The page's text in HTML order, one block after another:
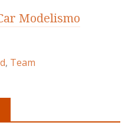
Modelismo
, Team